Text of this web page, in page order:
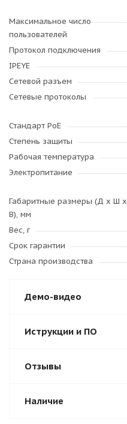
Максимальное число
пользователей
Протокол подключения
IPEYE
Сетевой разъем
Сетевые протоколы
Стандарт PoE
Степень защиты
Рабочая температура
Электропитание
Габаритные размеры (Д x Ш x
В), мм
Вес, г
Срок гарантии
Страна производства
Демо-видео
Иструкции и ПО
Отзывы
Наличие